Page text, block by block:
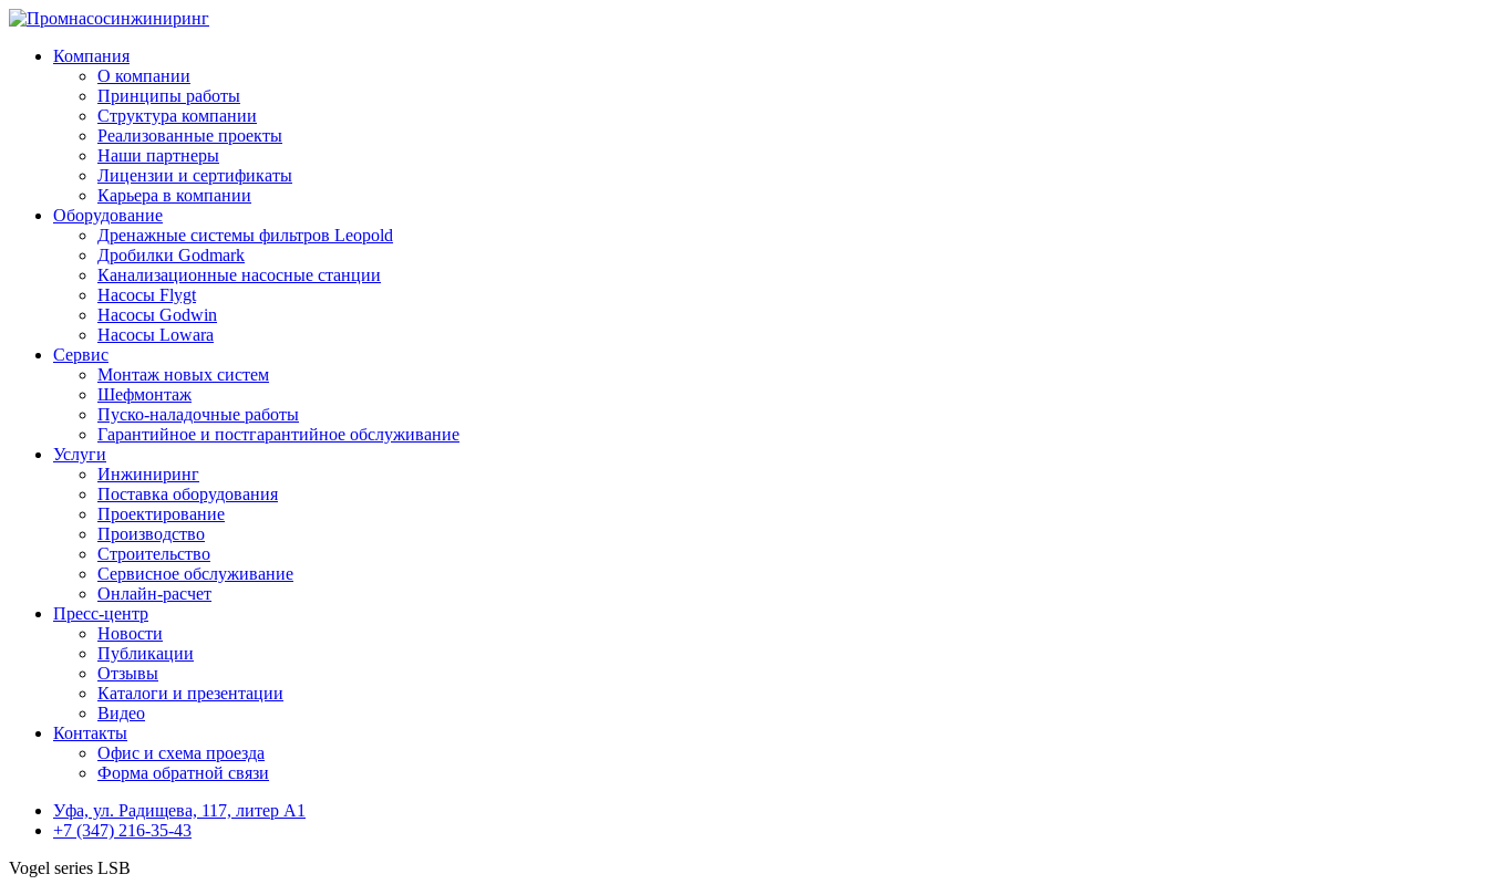
Компания
О компании
Принципы работы
Структура компании
Реализованные проекты
Наши партнеры
Лицензии и сертификаты
Карьера в компании
Оборудование
Дренажные системы фильтров Leopold
Дробилки Godmark
Канализационные насосные станции
Насосы Flygt
Насосы Godwin
Насосы Lowara
Сервис
Монтаж новых систем
Шефмонтаж
Пуско-наладочные работы
Гарантийное и постгарантийное обслуживание
Услуги
Инжиниринг
Поставка оборудования
Проектирование
Производство
Строительство
Сервисное обслуживание
Онлайн-расчет
Пресс-центр
Новости
Публикации
Отзывы
Каталоги и презентации
Видео
Контакты
Офис и схема проезда
Форма обратной связи
Уфа, ул. Радищева, 117, литер А1
+7 (347) 216-35-43
Vogel series LSB